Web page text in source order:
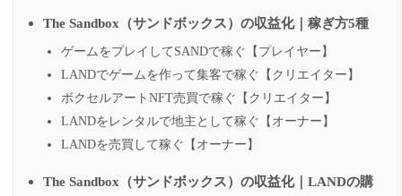
The Sandbox（サンドボックス）の収益化｜稼ぎ方5種
ゲームをプレイしてSANDで稼ぐ【プレイヤー】
LANDでゲームを作って集客で稼ぐ【クリエイター】
ボクセルアートNFT売買で稼ぐ【クリエイター】
LANDをレンタルで地主として稼ぐ【オーナー】
LANDを売買して稼ぐ【オーナー】
The Sandbox（サンドボックス）の収益化｜LANDの購